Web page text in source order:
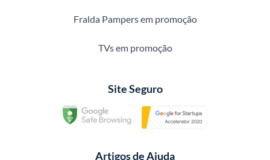
Fralda Pampers em promoção
TVs em promoção
Site Seguro
Artigos de Ajuda